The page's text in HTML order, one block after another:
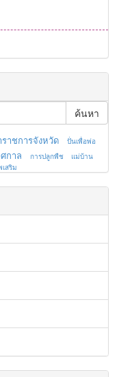
ค้นหา
ราชการจังหวัด ปั่นเพื่อพ่อ
กาล การปลูกพืช
แม่บ้าน
สริม